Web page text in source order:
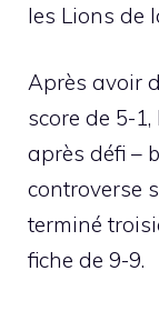
les Lions de
Après avoir
score de 5-
après défi –
controverse
terminé
fiche de 9-9.